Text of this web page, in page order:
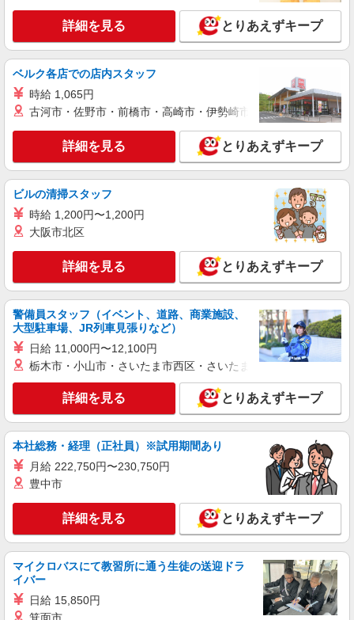
ッフ
月給25万円〜35万円（スキル・経験を考慮）
＜昇給・賞与について＞ ●昇給年1回 ●賞与年2回
（年間4.2ヶ月分／過去実績） ＜各種手当一覧＞ ●
交通費規定支給 ●資格手当 ＜年収例＞ ●30歳代：
千葉県八千代市大和田新田72-2
キープ 詳細を見る
詳細を見る とりあえずキープ
ベルク各店での店内スタッフ
時給 1,065円
古河市・佐野市・前橋市・高崎市・伊勢崎市・太田市・館林市
詳細を見る とりあえずキープ
ビルの清掃スタッフ
時給 1,200円〜1,200円
大阪市北区
詳細を見る とりあえずキープ
警備員スタッフ（イベント、道路、商業施設、
大型駐車場、JR列車見張りなど）
日給 11,000円〜12,100円
栃木市・小山市・さいたま市西区・さいたま市岩槻区・久喜市・
詳細を見る とりあえずキープ
本社総務・経理（正社員）※試用期間あり
月給 222,750円〜230,750円
豊中市
詳細を見る とりあえずキープ
マイクロバスにて教習所に通う生徒の送迎ドラ
イバー
日給 15,850円